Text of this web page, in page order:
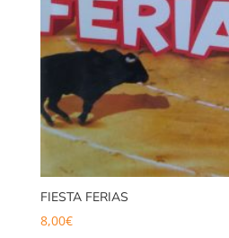
FIESTA FERIAS
8,00€